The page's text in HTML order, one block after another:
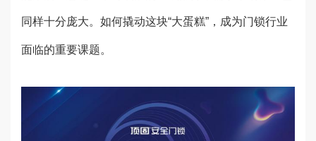
同样十分庞大。如何撬动这块“大蛋糕”，成为门锁行业
面临的重要课题。